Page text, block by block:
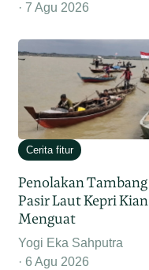
7 Agu 2026
Cerita fitur
Penolakan Tambang
Pasir Laut Kepri Kian
Menguat
Yogi Eka Sahputra
6 Agu 2026